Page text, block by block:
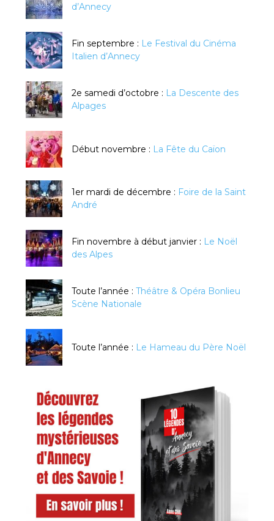
d’Annecy
Fin septembre : Le Festival du Cinéma
Italien d’Annecy
2e samedi d’octobre : La Descente des
Alpages
Début novembre : La Fête du Caïon
1er mardi de décembre : Foire de la Saint
André
Fin novembre à début janvier : Le Noël
des Alpes
Toute l’année : Théâtre & Opéra Bonlieu
Scène Nationale
Toute l’année : Le Hameau du Père Noël